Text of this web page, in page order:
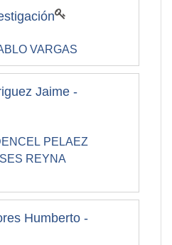
VARGAS
Jaime -
PELAEZ
REYNA
Humberto -